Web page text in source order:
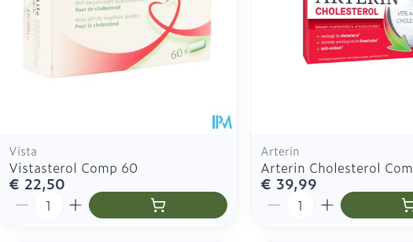
Vista
Vistasterol Comp 60
€ 22,50
Aantal
Arterin
Arterin Cholesterol
€ 39,99
Aantal